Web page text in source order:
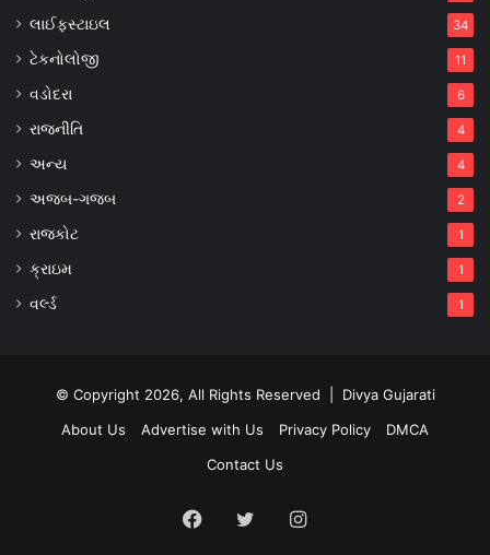
લાઈફસ્ટાઇલ 34
ટેકનોલોજી 11
વડોદરા 6
રાજનીતિ 4
અન્ય 4
અજબ-ગજબ 2
રાજકોટ 1
ક્રાઇમ 1
વર્લ્ડ 1
© Copyright 2026, All Rights Reserved | Divya Gujarati
About Us
Advertise with Us Privacy Policy
DMCA
Contact Us
Facebook
TwitterInstagram